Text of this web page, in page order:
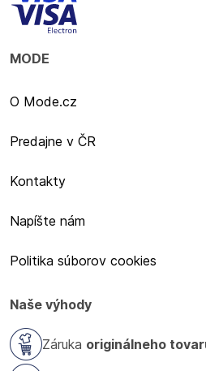
MODE
O Mode.cz
Predajne v ČR
Kontakty
Napíšte nám
Politika súborov cookies
Naše výhody
Záruka originálneho